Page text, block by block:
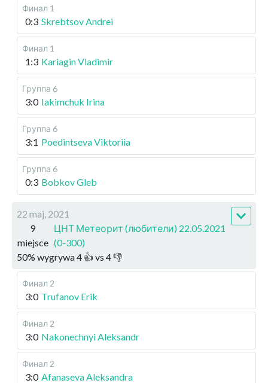
Финал 1
0:3 Skrebtsov Andrei
Финал 1
1:3 Kariagin Vladimir
Группа 6
3:0 Iakimchuk Irina
Группа 6
3:1 Poedintseva Viktoriia
Группа 6
0:3 Bobkov Gleb
22 maj, 2021
9
miejsce
ЦНТ Метеорит (любители) 22.05.2021
(0-300)
50% wygrywa4 👍 vs 4👎
Финал 2
3:0 Trufanov Erik
Финал 2
3:0 Nakonechnyi Aleksandr
Финал 2
3:0 Afanaseva Aleksandra